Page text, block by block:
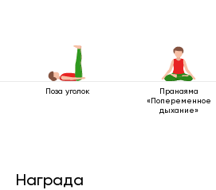
Поза уголок
Пранаяма
«Попеременное
дыхание»
Награда